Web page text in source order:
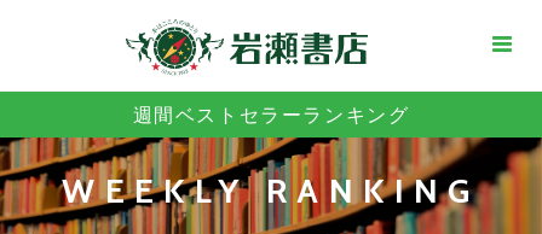
週間ベストセラーランキング
WEEKLY RANKING